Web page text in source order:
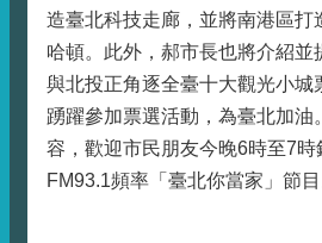
造臺北科技走廊，並將南港區打
哈頓。此外，郝市長也將介紹並
與北投正角逐全臺十大觀光小城
踴躍參加票選活動，為臺北加油
容，歡迎市民朋友今晚6時至7時
FM93.1頻率「臺北你當家」節目